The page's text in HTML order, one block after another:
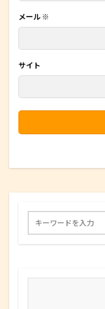
メール ※
サイト